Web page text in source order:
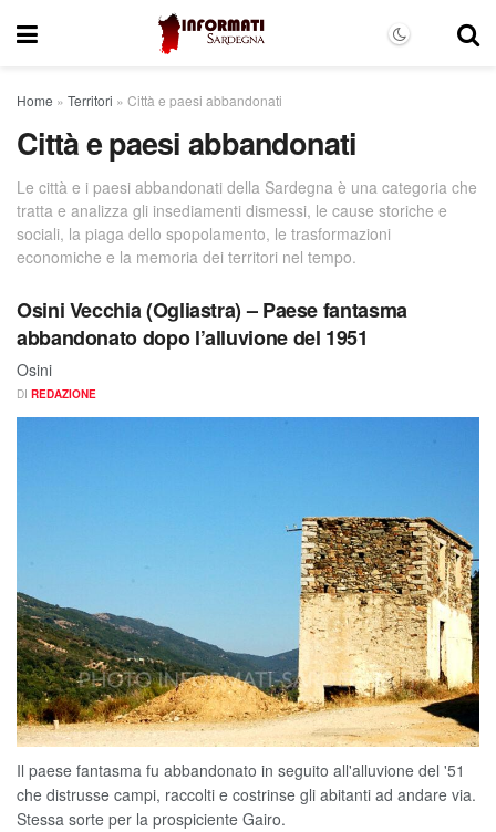
Home » Territori » Città e paesi abbandonati
Città e paesi abbandonati
Le città e i paesi abbandonati della Sardegna è una categoria che
tratta e analizza gli insediamenti dismessi, le cause storiche e
sociali, la piaga dello spopolamento, le trasformazioni
economiche e la memoria dei territori nel tempo.
Osini Vecchia (Ogliastra) – Paese fantasma
abbandonato dopo l’alluvione del 1951
Osini
DI REDAZIONE
Il paese fantasma fu abbandonato in seguito all'alluvione del '51
che distrusse campi, raccolti e costrinse gli abitanti ad andare via.
Stessa sorte per la prospiciente Gairo.